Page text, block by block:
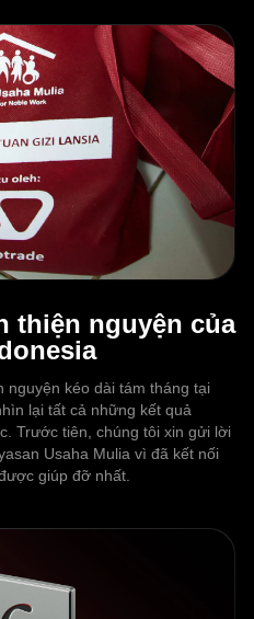
thiện nguyện của
nguyện kéo dài tám tháng tại
lại tất cả những kết quả
Trước tiên, chúng tôi xin gửi lời
Usaha Mulia vì đã kết nối
giúp đỡ nhất.